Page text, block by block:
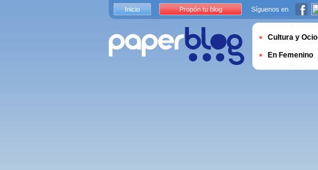
Inicio Propón tu blog Síguenos en
Cultura y Ocio
En Femenino